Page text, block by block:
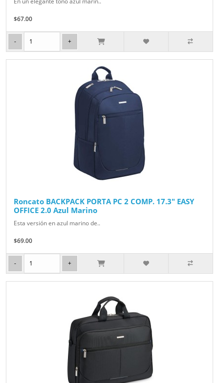
$67.00
Roncato BACKPACK PORTA PC 2 COMP. 17.3" EASY
OFFICE 2.0 Azul Marino
Esta versión en azul marino de..
$69.00